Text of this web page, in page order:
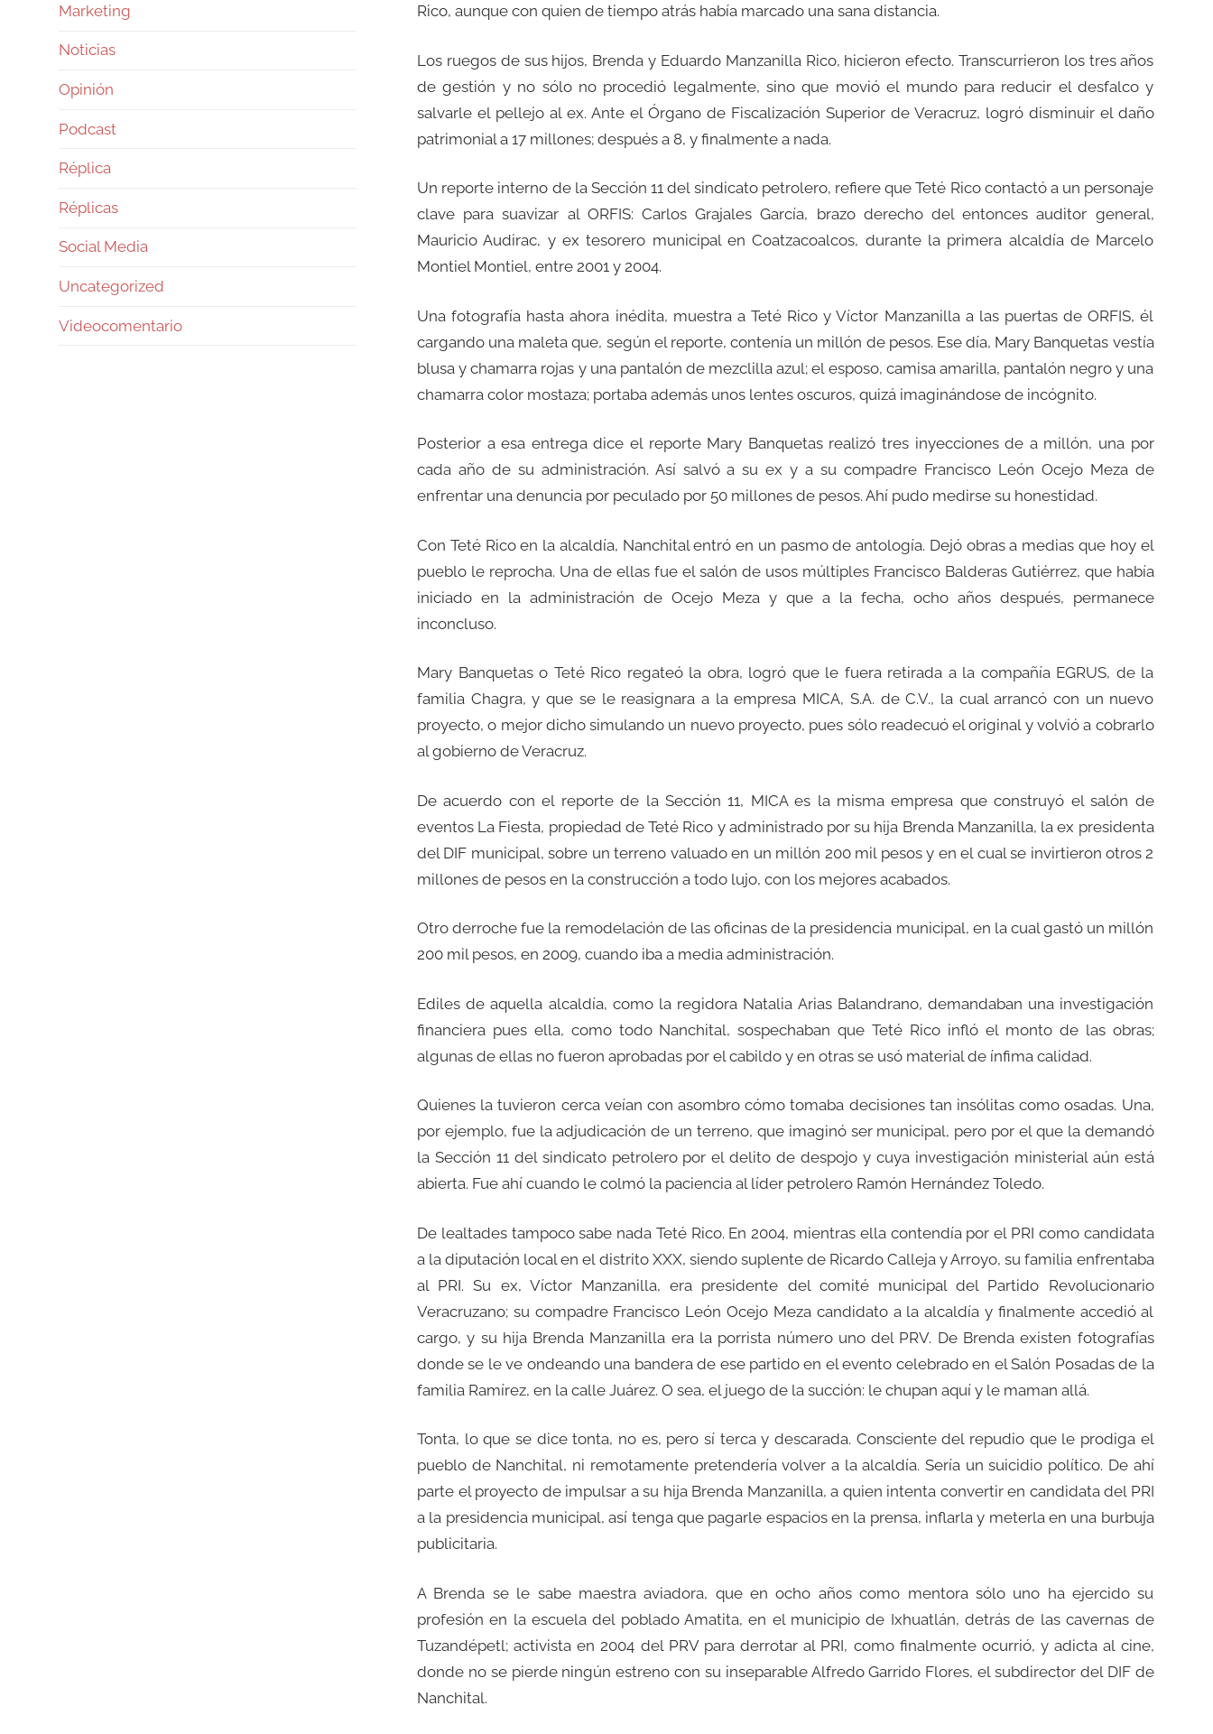
Rico, aunque con quien de tiempo atrás había marcado una sana distancia.
Los ruegos de sus hijos, Brenda y Eduardo Manzanilla Rico, hicieron efecto. Transcurrieron los tres años
de gestión y no sólo no procedió legalmente, sino que movió el mundo para reducir el desfalco y
salvarle el pellejo al ex. Ante el Órgano de Fiscalización Superior de Veracruz, logró disminuir el daño
patrimonial a 17 millones; después a 8, y finalmente a nada.
Un reporte interno de la Sección 11 del sindicato petrolero, refiere que Teté Rico contactó a un personaje
clave para suavizar al ORFIS: Carlos Grajales García, brazo derecho del entonces auditor general,
Mauricio Audirac, y ex tesorero municipal en Coatzacoalcos, durante la primera alcaldía de Marcelo
Montiel Montiel, entre 2001 y 2004.
Una fotografía hasta ahora inédita, muestra a Teté Rico y Víctor Manzanilla a las puertas de ORFIS, él
cargando una maleta que, según el reporte, contenía un millón de pesos. Ese día, Mary Banquetas vestía
blusa y chamarra rojas y una pantalón de mezclilla azul; el esposo, camisa amarilla, pantalón negro y una
chamarra color mostaza; portaba además unos lentes oscuros, quizá imaginándose de incógnito.
Posterior a esa entrega dice el reporte Mary Banquetas realizó tres inyecciones de a millón, una por
cada año de su administración. Así salvó a su ex y a su compadre Francisco León Ocejo Meza de
enfrentar una denuncia por peculado por 50 millones de pesos. Ahí pudo medirse su honestidad.
Con Teté Rico en la alcaldía, Nanchital entró en un pasmo de antología. Dejó obras a medias que hoy el
pueblo le reprocha. Una de ellas fue el salón de usos múltiples Francisco Balderas Gutiérrez, que había
iniciado en la administración de Ocejo Meza y que a la fecha, ocho años después, permanece
inconcluso.
Mary Banquetas o Teté Rico regateó la obra, logró que le fuera retirada a la compañía EGRUS, de la
familia Chagra, y que se le reasignara a la empresa MICA, S.A. de C.V., la cual arrancó con un nuevo
proyecto, o mejor dicho simulando un nuevo proyecto, pues sólo readecuó el original y volvió a cobrarlo
al gobierno de Veracruz.
De acuerdo con el reporte de la Sección 11, MICA es la misma empresa que construyó el salón de
eventos La Fiesta, propiedad de Teté Rico y administrado por su hija Brenda Manzanilla, la ex presidenta
del DIF municipal, sobre un terreno valuado en un millón 200 mil pesos y en el cual se invirtieron otros 2
millones de pesos en la construcción a todo lujo, con los mejores acabados.
Otro derroche fue la remodelación de las oficinas de la presidencia municipal, en la cual gastó un millón
200 mil pesos, en 2009, cuando iba a media administración.
Ediles de aquella alcaldía, como la regidora Natalia Arias Balandrano, demandaban una investigación
financiera pues ella, como todo Nanchital, sospechaban que Teté Rico infló el monto de las obras;
algunas de ellas no fueron aprobadas por el cabildo y en otras se usó material de ínfima calidad.
Quienes la tuvieron cerca veían con asombro cómo tomaba decisiones tan insólitas como osadas. Una,
por ejemplo, fue la adjudicación de un terreno, que imaginó ser municipal, pero por el que la demandó
la Sección 11 del sindicato petrolero por el delito de despojo y cuya investigación ministerial aún está
abierta. Fue ahí cuando le colmó la paciencia al líder petrolero Ramón Hernández Toledo.
De lealtades tampoco sabe nada Teté Rico. En 2004, mientras ella contendía por el PRI como candidata
a la diputación local en el distrito XXX, siendo suplente de Ricardo Calleja y Arroyo, su familia enfrentaba
al PRI. Su ex, Víctor Manzanilla, era presidente del comité municipal del Partido Revolucionario
Veracruzano; su compadre Francisco León Ocejo Meza candidato a la alcaldía y finalmente accedió al
cargo, y su hija Brenda Manzanilla era la porrista número uno del PRV. De Brenda existen fotografías
donde se le ve ondeando una bandera de ese partido en el evento celebrado en el Salón Posadas de la
familia Ramírez, en la calle Juárez. O sea, el juego de la succión: le chupan aquí y le maman allá.
Tonta, lo que se dice tonta, no es, pero sí terca y descarada. Consciente del repudio que le prodiga el
pueblo de Nanchital, ni remotamente pretendería volver a la alcaldía. Sería un suicidio político. De ahí
parte el proyecto de impulsar a su hija Brenda Manzanilla, a quien intenta convertir en candidata del PRI
a la presidencia municipal, así tenga que pagarle espacios en la prensa, inflarla y meterla en una burbuja
publicitaria.
A Brenda se le sabe maestra aviadora, que en ocho años como mentora sólo uno ha ejercido su
profesión en la escuela del poblado Amatita, en el municipio de Ixhuatlán, detrás de las cavernas de
Tuzandépetl; activista en 2004 del PRV para derrotar al PRI, como finalmente ocurrió, y adicta al cine,
donde no se pierde ningún estreno con su inseparable Alfredo Garrido Flores, el subdirector del DIF de
Nanchital.
Marketing
Noticias
Opinión
Podcast
Réplica
Réplicas
Social Media
Uncategorized
Videocomentario